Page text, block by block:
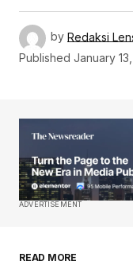
by Redaksi
Published January
ADVERTISEMENT
READ MORE